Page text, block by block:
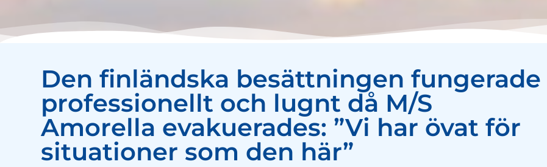
Den finländska besättningen fungerade
professionellt och lugnt då M/S
Amorella evakuerades: ”Vi har övat för
situationer som den här”